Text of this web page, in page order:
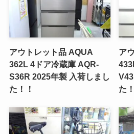
アウトレット品 AQUA
362L 4ドア冷蔵庫 AQR-
S36R 2025年製 入荷しまし
た！！
ア
た！